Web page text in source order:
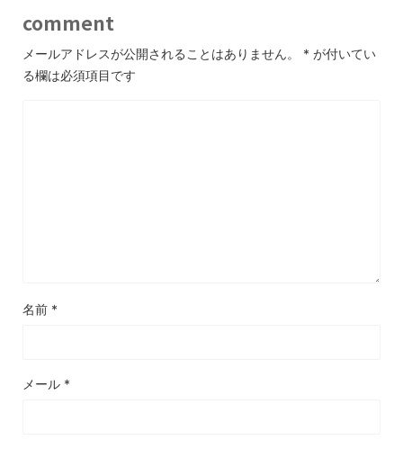
comment
メールアドレスが公開されることはありません。 * が付いてい
る欄は必須項目です
名前 *
メール *